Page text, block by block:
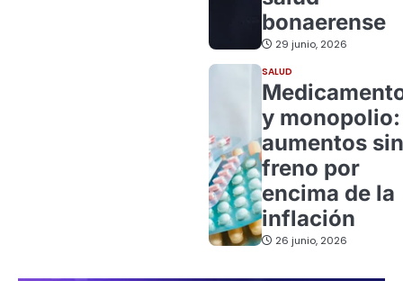
bonaerense
29 junio, 2026
SALUD
y monopolio:
aumentos sin
freno por
encima de la
inflación
26 junio, 2026